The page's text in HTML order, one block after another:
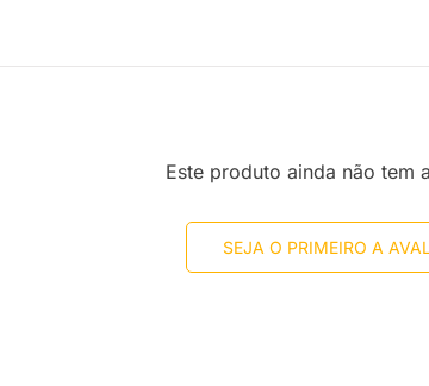
Este produto ainda não tem
SEJA O PRIMEIRO A